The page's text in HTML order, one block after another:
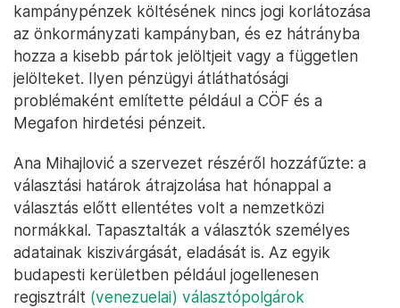
kampánypénzek költésének nincs jogi korlátozása
az önkormányzati kampányban, és ez hátrányba
hozza a kisebb pártok jelöltjeit vagy a független
jelölteket. Ilyen pénzügyi átláthatósági
problémaként említette például a CÖF és a
Megafon hirdetési pénzeit.
Ana Mihajlović a szervezet részéről hozzáfűzte: a
választási határok átrajzolása hat hónappal a
választás előtt ellentétes volt a nemzetközi
normákkal. Tapasztalták a választók személyes
adatainak kiszivárgását, eladását is. Az egyik
budapesti kerületben például jogellenesen
regisztrált (venezuelai) választópolgárok